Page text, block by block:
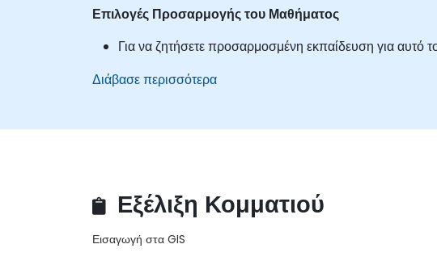
Επιλογές Προσαρμογής του Μαθήματος
Για να ζητήσετε προσαρμοσμένη εκπαίδευση για αυτό
Διάβασε περισσότερα
Εξέλιξη Κομματιού
Εισαγωγή στα GIS